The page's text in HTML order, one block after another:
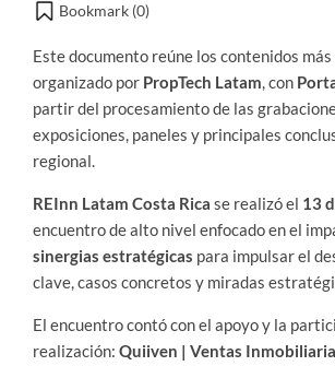
Bookmark (0)
Este documento reúne los contenidos
organizado por PropTech Latam, con
partir del procesamiento de las
exposiciones, paneles y principales
regional.
REInn Latam Costa Rica se realizó el 13
encuentro de alto nivel enfocado en el
sinergias estratégicas para impulsar el
clave, casos concretos y miradas
El encuentro contó con el apoyo y la
realización: Quiiven | Ventas